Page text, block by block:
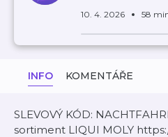
10. 4. 2026 58
INFO KOMENTÁŘE
SLEVOVÝ KÓD:
sortiment LIQUI MOLY